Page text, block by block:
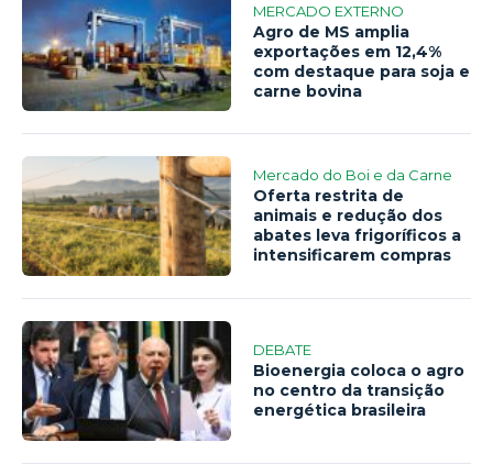
MERCADO EXTERNO
Agro de MS amplia
exportações em 12,4%
com destaque para soja e
carne bovina
Mercado do Boi e da Carne
Oferta restrita de
animais e redução dos
abates leva frigoríficos a
intensificarem compras
DEBATE
Bioenergia coloca o agro
no centro da transição
energética brasileira